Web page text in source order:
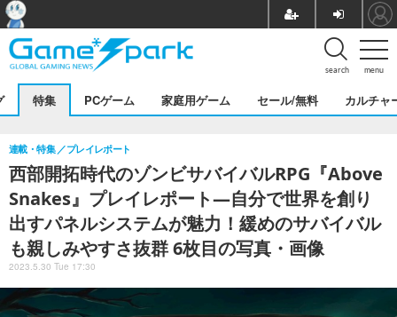
menu
search
特集 PCゲーム 家庭用ゲーム セール/無料 カルチャ
西部開拓時代のゾンビサバイバルRPG『Above
Snakes』プレイレポート―自分で世界を創り
出すパネルシステムが魅力！緩めのサバイバル
も親しみやすさ抜群 6枚目の写真・画像
連載・特集 プレイレポート
2023.5.30 Tue 17:30